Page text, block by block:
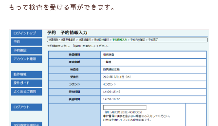
もって検査を受ける事ができます。